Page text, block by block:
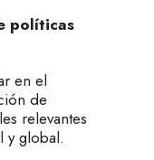
políticas
en el
de
relevantes
y global.